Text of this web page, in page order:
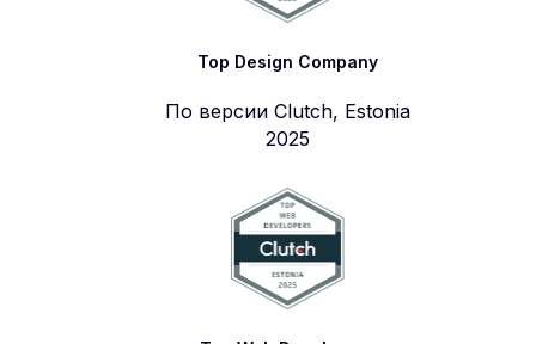
Top Design Company
По версии Clutch, Estonia
2025